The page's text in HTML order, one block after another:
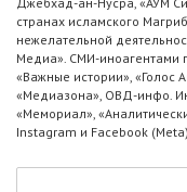
странах исламского
нежелательной
Медиа». СМИ-иноагентами
«Важные истории», «Голос
«Медиазона», ОВД-инфо.
«Мемориал»,
Instagram и Facebook